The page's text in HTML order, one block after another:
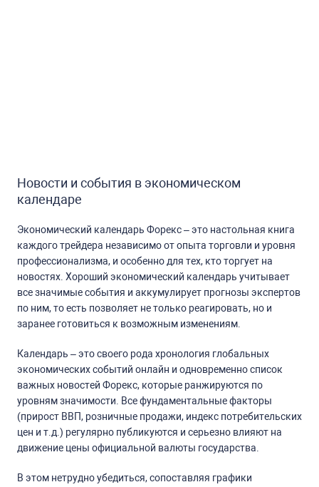
Новости и события в экономическом
календаре
Экономический календарь Форекс – это настольная книга
каждого трейдера независимо от опыта торговли и уровня
профессионализма, и особенно для тех, кто торгует на
новостях. Хороший экономический календарь учитывает
все значимые события и аккумулирует прогнозы экспертов
по ним, то есть позволяет не только реагировать, но и
заранее готовиться к возможным изменениям.
Календарь – это своего рода хронология глобальных
экономических событий онлайн и одновременно список
важных новостей Форекс, которые ранжируются по
уровням значимости. Все фундаментальные факторы
(прирост ВВП, розничные продажи, индекс потребительских
цен и т.д.) регулярно публикуются и серьезно влияют на
движение цены официальной валюты государства.
В этом нетрудно убедиться, сопоставляя графики